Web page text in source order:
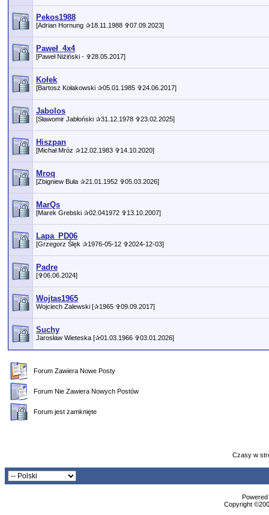
Pekos1988
[Adrian Hornung ✰18.11.1988 ✞07.09.2023]
Paweł_4x4
[Paweł Niżiński - ✞28.05.2017]
Kołek
[Bartosz Kołakowski ✰05.01.1985 ✞24.06.2017]
Jabolos
[Sławomir Jabłoński ✰31.12.1978 ✞23.02.2025]
Hiszpan
[Michał Mróz ✰12.02.1983 ✞14.10.2020]
Mroq
[Zbigniew Buła ✰21.01.1952 ✞05.03.2026]
MarQs
[Marek Grebski ✰02.041972 ✞13.10.2007]
Lapa_PD06
[Grzegorz Ślęk ✰1976-05-12 ✞2024-12-03]
Padre
[✞06.06.2024]
Wojtas1965
Wojciech Zalewski [✰1965 ✞09.09.2017]
Suchy
Jarosław Wieteska [✰01.03.1966 ✞03.01.2026]
Forum Zawiera Nowe Posty
Forum Nie Zawiera Nowych Postów
Forum jest zamknięte
Czasy w
Copyright